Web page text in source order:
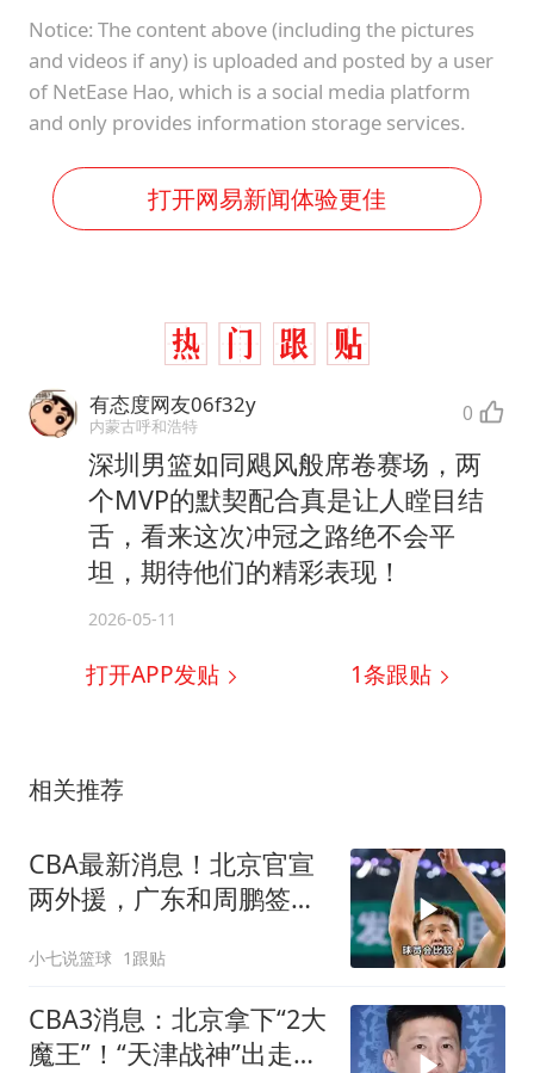
Notice: The content above (including the pictures
and videos if any) is uploaded and posted by a user
of NetEase Hao, which is a social media platform
and only provides information storage services.
打开网易新闻体验更佳
有态度网友06f32y
内蒙古呼和浩特 0
深圳男篮如同飓风般席卷赛场，两
个MVP的默契配合真是让人瞠目结
舌，看来这次冲冠之路绝不会平
坦，期待他们的精彩表现！
2026-05-11
打开APP发贴 1条跟贴
相关推荐
CBA最新消息！北京官宣
两外援，广东和周鹏签约
小七说篮球 1跟贴
CBA3消息：北京拿下“2大
魔王”！“天津战神”出走，